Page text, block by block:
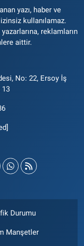
yazı, haber ve
kullanılamaz.
reklamların
aittir.
No: 22, Ersoy İş
13
Durumu
Manşetler